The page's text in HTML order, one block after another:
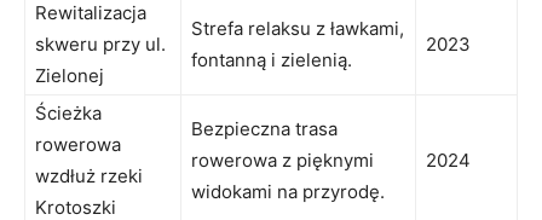
Rewitalizacja
skweru przy ul.
Zielonej
Strefa relaksu z ławkami,
fontanną i zielenią.
2023
Ścieżka
rowerowa
wzdłuż rzeki
Krotoszki
Bezpieczna trasa
rowerowa z pięknymi
widokami na przyrodę.
2024